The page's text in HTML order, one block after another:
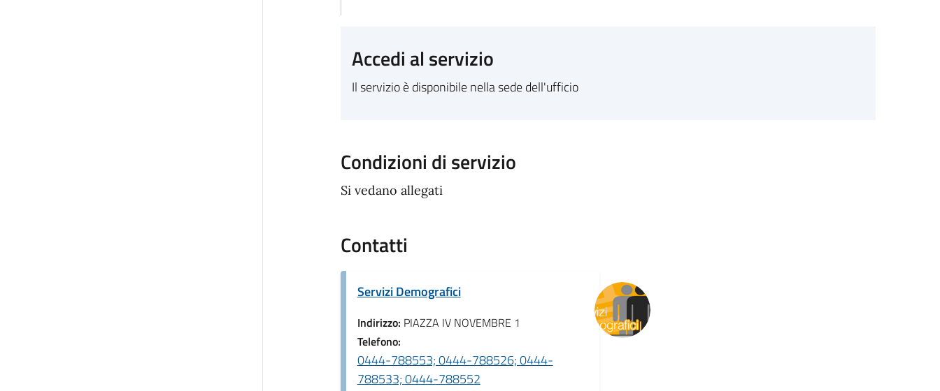
Accedi al servizio
Il servizio è disponibile nella sede dell'ufficio
Condizioni di servizio
Si vedano allegati
Contatti
Servizi Demografici
Indirizzo: PIAZZA IV NOVEMBRE 1
Telefono:
0444-788553; 0444-788526; 0444-
788533; 0444-788552